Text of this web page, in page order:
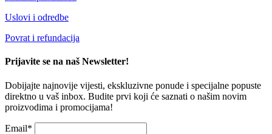
Uslovi i odredbe
Povrat i refundacija
Prijavite se na naš Newsletter!
Dobijajte najnovije vijesti, ekskluzivne ponude i specijalne popuste
direktno u vaš inbox. Budite prvi koji će saznati o našim novim
proizvodima i promocijama!
Email*